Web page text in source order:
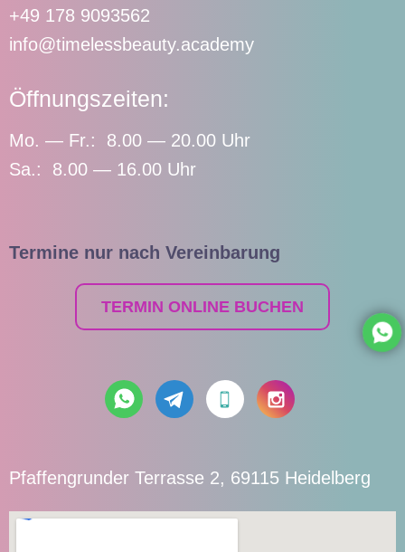
+49 178 9093562
info@timelessbeauty.academy
Öffnungszeiten:
Mo. — Fr.: 8.00 — 20.00 Uhr
Sa.: 8.00 — 16.00 Uhr
Termine nur nach Vereinbarung
TERMIN ONLINE BUCHEN
Pfaffengrunder Terrasse 2, 69115 Heidelberg